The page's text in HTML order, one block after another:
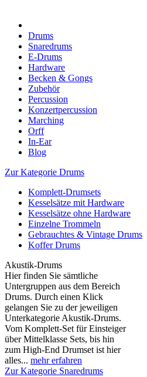
Drums
Snaredrums
E-Drums
Hardware
Becken & Gongs
Zubehör
Percussion
Konzertpercussion
Marching
Orff
In-Ear
Blog
Zur Kategorie Drums
Komplett-Drumsets
Kesselsätze mit Hardware
Kesselsätze ohne Hardware
Einzelne Trommeln
Gebrauchtes & Vintage Drums
Koffer Drums
Akustik-Drums
Hier finden Sie sämtliche
Untergruppen aus dem Bereich
Drums. Durch einen Klick
gelangen Sie zu der jeweiligen
Unterkategorie Akustik-Drums.
Vom Komplett-Set für Einsteiger
über Mittelklasse Sets, bis hin
zum High-End Drumset ist hier
alles... mehr erfahren
Zur Kategorie Snaredrums